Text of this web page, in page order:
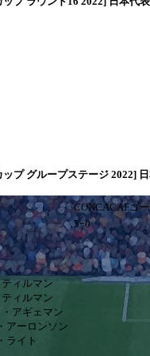
プ グループステージ 2022]
CONCACAFゴ
5ｰ0
ティルマン
ィルマン
アギェマン
アーロンソン
ライト